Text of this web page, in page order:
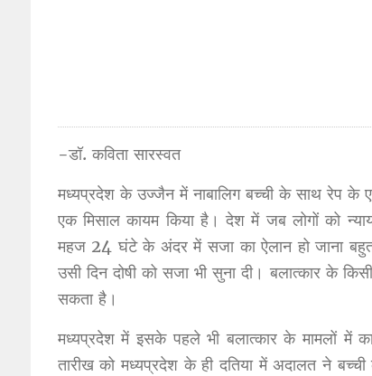
-डॉ. कविता सारस्वत
मध्यप्रदेश के उज्जैन में नाबालिग बच्ची के साथ रेप
एक मिसाल कायम किया है। देश में जब लोगों को
महज 24 घंटे के अंदर में सजा का ऐलान हो जाना
उसी दिन दोषी को सजा भी सुना दी। बलात्कार के
सकता है।
मध्यप्रदेश में इसके पहले भी बलात्कार के मामलों में
तारीख को मध्यप्रदेश के ही दतिया में अदालत ने